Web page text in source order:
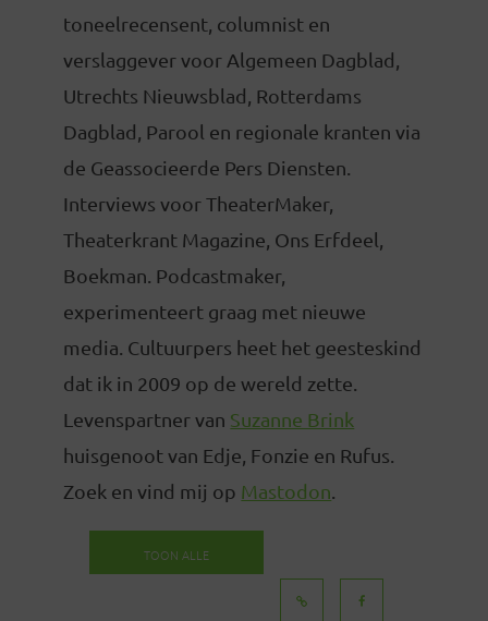
toneelrecensent, columnist en
verslaggever voor Algemeen Dagblad,
Utrechts Nieuwsblad, Rotterdams
Dagblad, Parool en regionale kranten via
de Geassocieerde Pers Diensten.
Interviews voor TheaterMaker,
Theaterkrant Magazine, Ons Erfdeel,
Boekman. Podcastmaker,
experimenteert graag met nieuwe
media. Cultuurpers heet het geesteskind
dat ik in 2009 op de wereld zette.
Levenspartner van Suzanne Brink
huisgenoot van Edje, Fonzie en Rufus.
Zoek en vind mij op Mastodon
TOON ALLE